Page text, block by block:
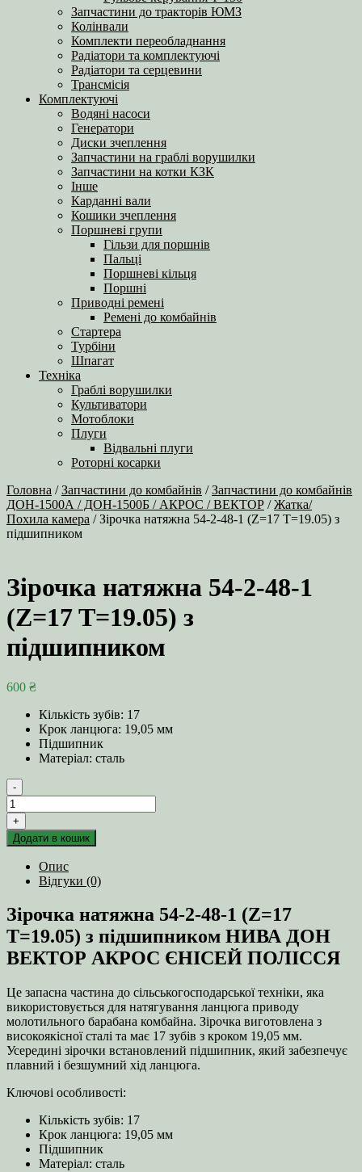
Запчастини до тракторів ЮМЗ
Колінвали
Комплекти переобладнання
Радіатори та комплектуючі
Радіатори та серцевини
Трансмісія
Комплектуючі
Водяні насоси
Генератори
Диски зчеплення
Запчастини на граблі ворушилки
Запчастини на котки КЗК
Інше
Карданні вали
Кошики зчеплення
Поршневі групи
Гільзи для поршнів
Пальці
Поршневі кільця
Поршні
Приводні ремені
Ремені до комбайнів
Стартера
Турбіни
Шпагат
Техніка
Граблі ворушилки
Культиватори
Мотоблоки
Плуги
Відвальні плуги
Роторні косарки
Головна /Запчастини до комбайнів /Запчастини до комбайнів
ДОН-1500А / ДОН-1500Б / АКРОС / ВЕКТОР /Жатка/
Похила камера / Зірочка натяжна 54-2-48-1 (Z=17 T=19.05) з
підшипником
Зірочка натяжна 54-2-48-1
(Z=17 T=19.05) з
підшипником
600 ₴
Кількість зубів: 17
Крок ланцюга: 19,05 мм
Підшипник
Матеріал: сталь
-
Зірочка
натяжна
54-
2-
з
підшипником
кількість
+
Додати в кошик
Опис
Відгуки (0)
Зірочка натяжна 54-2-48-1 (Z=17
T=19.05) з підшипником НИВА ДОН
ВЕКТОР АКРОС ЄНІСЕЙ ПОЛІССЯ
Це запасна частина до сільськогосподарської техніки, яка
використовується для натягування ланцюга приводу
молотильного барабана комбайна. Зірочка виготовлена з
високоякісної сталі та має 17 зубів з кроком 19,05 мм.
Усередині зірочки встановлений підшипник, який забезпечує
плавний і безшумний хід ланцюга.
Ключові особливості:
Кількість зубів: 17
Крок ланцюга: 19,05 мм
Підшипник
Матеріал: сталь